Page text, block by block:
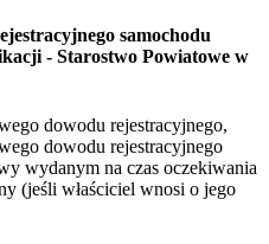
samochodu
- Starostwo Powiatowe w
dowodu rejestracyjnego,
dowodu rejestracyjnego
wydanym na czas oczekiwania
(jeśli właściciel wnosi o jego